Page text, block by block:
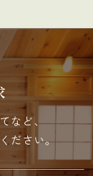
など、
ださい。